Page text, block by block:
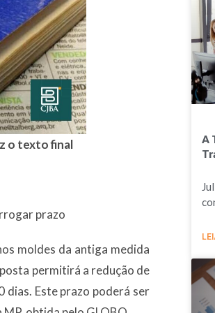
o texto final
prazo
moldes da antiga medida
permitirá a redução de
Este prazo poderá ser
A